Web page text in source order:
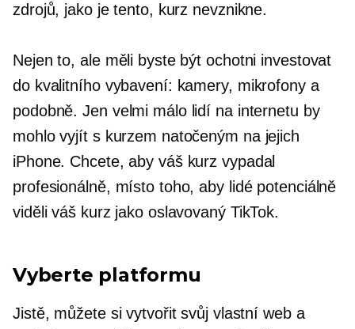
zdrojů, jako je tento, kurz nevznikne.
Nejen to, ale měli byste být ochotni investovat
do kvalitního vybavení: kamery, mikrofony a
podobně. Jen velmi málo lidí na internetu by
mohlo vyjít s kurzem natočeným na jejich
iPhone. Chcete, aby váš kurz vypadal
profesionálně, místo toho, aby lidé potenciálně
viděli váš kurz jako oslavovaný TikTok.
Vyberte platformu
Jistě, můžete si vytvořit svůj vlastní web a